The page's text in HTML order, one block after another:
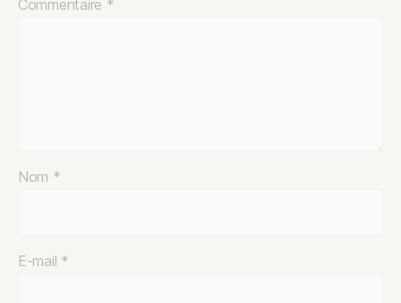
Commentaire *
Nom *
E-mail *